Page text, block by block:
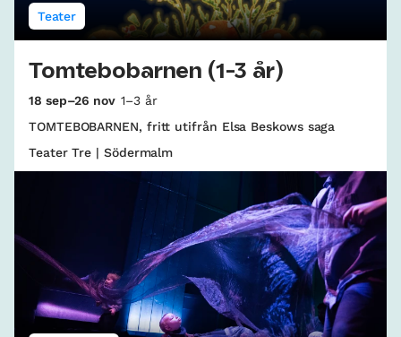
Teater
Tomtebobarnen (1-3 år)
18 sep–26 nov 1–3 år
TOMTEBOBARNEN, fritt utifrån Elsa Beskows saga
Teater Tre | Södermalm